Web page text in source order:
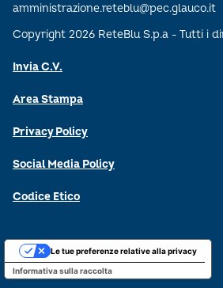
amministrazione.reteblu@pec.glauco.it
Copyright 2026 ReteBlu S.p.a - Tutti i
Invia C.V.
Area Stampa
Privacy Policy
Social Media Policy
Codice Etico
Informativa sulla raccolta
Le tue preferenze relative alla privacy